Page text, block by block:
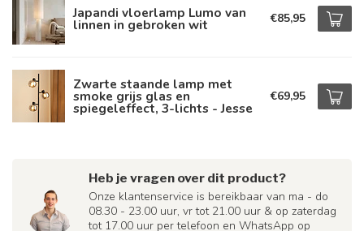
Japandi vloerlamp Lumo van
linnen in gebroken wit €85,95
Zwarte staande lamp met
smoke grijs glas en
spiegeleffect, 3-lichts - Jesse
€69,95
Heb je vragen over dit product?
Onze klantenservice is bereikbaar van ma - do
08.30 - 23.00 uur, vr tot 21.00 uur & op zaterdag
tot 17.00 uur per telefoon en WhatsApp op